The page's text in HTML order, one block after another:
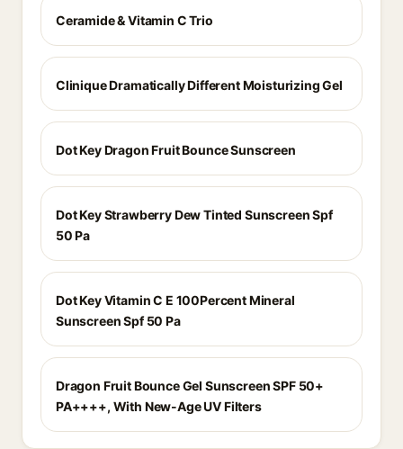
Ceramide & Vitamin C Trio
Clinique Dramatically Different Moisturizing Gel
Dot Key Dragon Fruit Bounce Sunscreen
Dot Key Strawberry Dew Tinted Sunscreen Spf
50 Pa
Dot Key Vitamin C E 100Percent Mineral
Sunscreen Spf 50 Pa
Dragon Fruit Bounce Gel Sunscreen SPF 50+
PA++++, With New-Age UV Filters